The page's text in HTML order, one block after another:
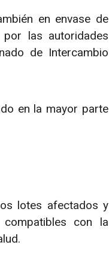
en envase de
las autoridades
de Intercambio
en la mayor parte
lotes afectados y
con la